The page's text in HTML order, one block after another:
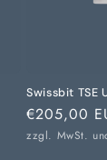
Swissbit TSE
Normaler
Preis
€205,00
zzgl. MwSt.